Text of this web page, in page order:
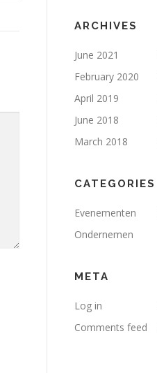
ARCHIVES
June 2021
February 2020
April 2019
June 2018
March 2018
CATEGORIES
Evenementen
Ondernemen
META
Log in
Comments feed